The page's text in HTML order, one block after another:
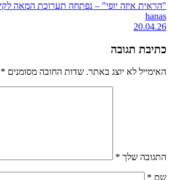
"הראית איזה יופי" – נפתחה תערוכת המאה
hanas
20.04.26
כתיבת תגובה
האימייל לא יוצג באתר. שדות החובה מסומנים *
התגובה שלך *
שם *